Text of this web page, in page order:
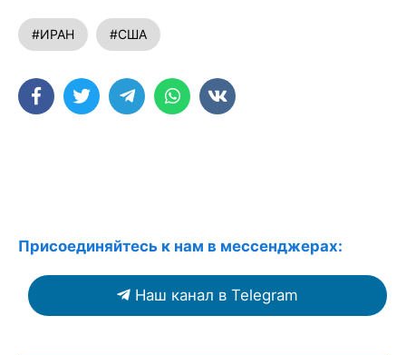
#ИРАН #США
Присоединяйтесь к нам в мессенджерах:
Наш канал в Telegram